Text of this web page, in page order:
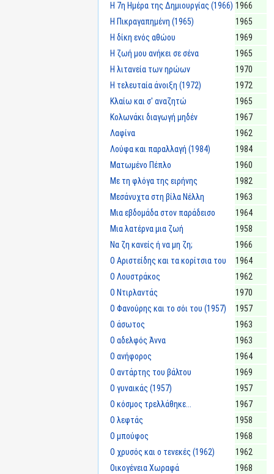
Η 7η Ημέρα της Δημιουργίας (1966) 1966
Η Πικραγαπημένη (1965)
1965
Η δίκη ενός αθώου
1969
Η ζωή μου ανήκει σε σένα
1965
Η λιτανεία των ηρώων
1970
Η τελευταία άνοιξη (1972)
1972
Κλαίω και σ' αναζητώ
1965
Κολωνάκι διαγωγή μηδέν
1967
Λαφίνα
1962
Λούφα και παραλλαγή (1984)
1984
Ματωμένο Πέπλο
1960
Με τη φλόγα της ειρήνης
1982
Μεσάνυχτα στη βίλα Νέλλη
1963
Μια εβδομάδα στον παράδεισο
1964
Μια λατέρνα μια ζωή
1958
Να ζη κανείς ή να μη ζη;
1966
Ο Αριστείδης και τα κορίτσια του
1964
Ο Λουστράκος
1962
Ο Ντιρλαντάς
1970
Ο Φανούρης και το σόι του (1957)
1957
Ο άσωτος
1963
Ο αδελφός Άννα
1963
Ο ανήφορος
1964
Ο αντάρτης του βάλτου
1969
Ο γυναικάς (1957)
1957
Ο κόσμος τρελλάθηκε...
1967
Ο λεφτάς
1958
Ο μπούφος
1968
Ο χρυσός και ο τενεκές (1962)
1962
Οικογένεια Χωραφά
1968